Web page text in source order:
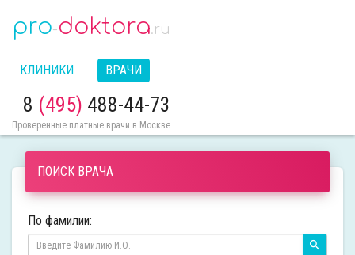
pro-doktora.ru
КЛИНИКИ ВРАЧИ
8 (495) 488-44-73
Проверенные платные врачи в Москве
ПОИСК ВРАЧА
По фамилии: